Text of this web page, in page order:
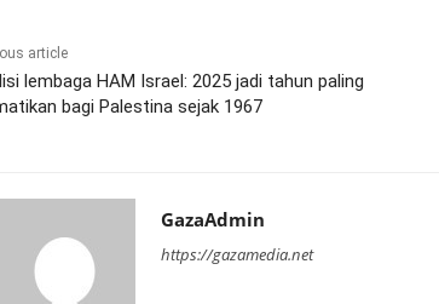
article
lembaga HAM Israel: 2025 jadi tahun paling
bagi Palestina sejak 1967
GazaAdmin
https://gazamedia.net